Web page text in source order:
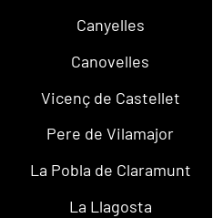
Canyelles
Canovelles
Vicenç de Castellet
Pere de Vilamajor
La Pobla de Claramunt
La Llagosta